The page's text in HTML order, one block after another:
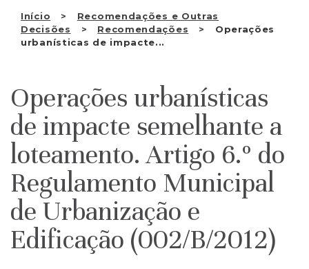
Início
Recomendações e Outras
Decisões
Recomendações
Operações
urbanísticas de impacte...
RELAÇÕES INTERNACIONAIS
APRESENTAR QUEIXA
Operações urbanísticas
de impacte semelhante a
loteamento. Artigo 6.º do
Regulamento Municipal
de Urbanização e
Edificação (002/B/2012)